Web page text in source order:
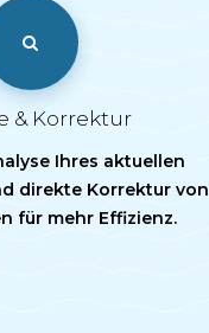
& Korrektur
Ihres aktuellen
direkte Korrektur von
für mehr Effizienz.